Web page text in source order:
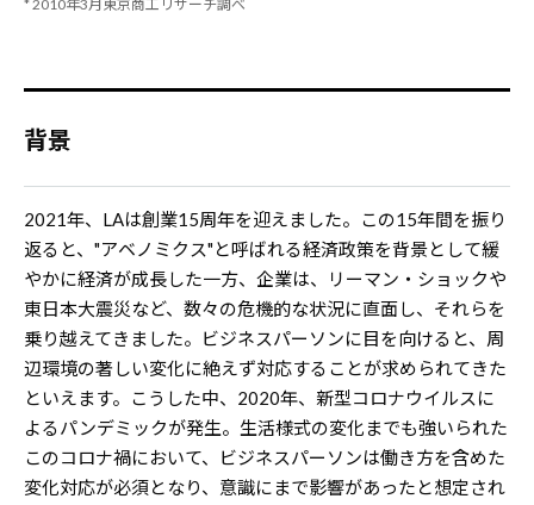
* 2010年3月東京商工リサーチ調べ
背景
2021年、LAは創業15周年を迎えました。この15年間を振り
返ると、"アベノミクス"と呼ばれる経済政策を背景として緩
やかに経済が成長した一方、企業は、リーマン・ショックや
東日本大震災など、数々の危機的な状況に直面し、それらを
乗り越えてきました。ビジネスパーソンに目を向けると、周
辺環境の著しい変化に絶えず対応することが求められてきた
といえます。こうした中、2020年、新型コロナウイルスに
よるパンデミックが発生。生活様式の変化までも強いられた
このコロナ禍において、ビジネスパーソンは働き方を含めた
変化対応が必須となり、意識にまで影響があったと想定され